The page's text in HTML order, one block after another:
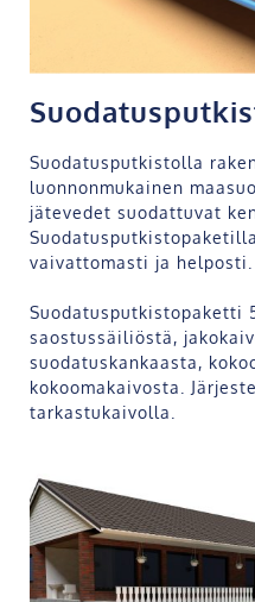
Suodatusputkistolla
luonnonmukainen
jätevedet suodattuvat
vaivattomasti ja helposti.
Suodatusputkistopaketti
saostussäiliöstä,
suodatuskankaasta,
kokoomakaivosta.
tarkastukaivolla.